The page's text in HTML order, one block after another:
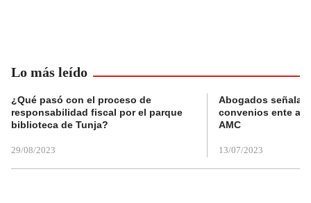
Lo más leído
¿Qué pasó con el proceso de
responsabilidad fiscal por el parque
biblioteca de Tunja?
29/08/2023
Abogados
convenios ente
AMC
13/07/2023